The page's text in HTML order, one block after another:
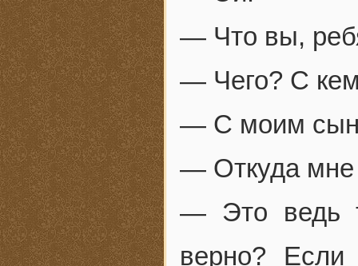
— Что вы,
— Чего? С
— С моим
— Откуда мне
— Это ведь
верно?